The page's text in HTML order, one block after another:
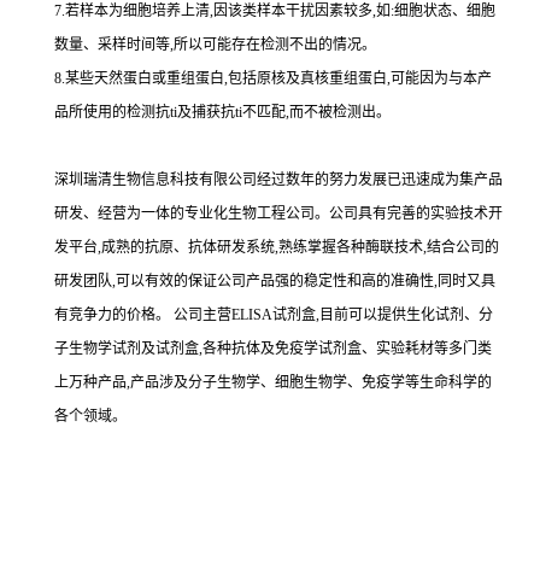
7.若样本为细胞培养上清,因该类样本干扰因素较多,如:细胞状态、细胞
数量、采样时间等,所以可能存在检测不出的情况。
8.某些天然蛋白或重组蛋白,包括原核及真核重组蛋白,可能因为与本产
品所使用的检测抗ti及捕获抗ti不匹配,而不被检测出。
深圳瑞清生物信息科技有限公司经过数年的努力发展已迅速成为集产品
研发、经营为一体的专业化生物工程公司。公司具有完善的实验技术开
发平台,成熟的抗原、抗体研发系统,熟练掌握各种酶联技术,结合公司的
研发团队,可以有效的保证公司产品强的稳定性和高的准确性,同时又具
有竞争力的价格。
公司主营ELISA试剂盒,目前可以提供生化试剂、分
子生物学试剂及试剂盒,各种抗体及免疫学试剂盒、实验耗材等多门类
上万种产品,产品涉及分子生物学、细胞生物学、免疫学等生命科学的
各个领域。